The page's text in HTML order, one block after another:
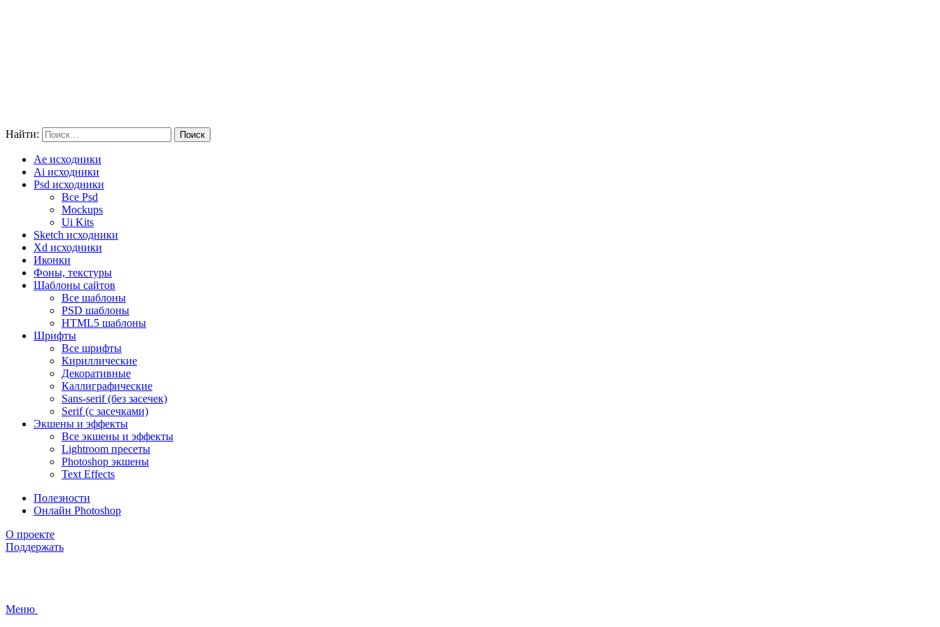
Найти:
Ae исходники
Ai исходники
Psd исходники
Все Psd
Mockups
Ui Kits
Sketch исходники
Xd исходники
Иконки
Фоны, текстуры
Шаблоны сайтов
Все шаблоны
PSD шаблоны
HTML5 шаблоны
Шрифты
Все шрифты
Кириллические
Декоративные
Каллиграфические
Sans-serif (без засечек)
Serif (с засечками)
Экшены и эффекты
Все экшены и эффекты
Lightroom пресеты
Photoshop экшены
Text Effects
Полезности
Онлайн Photoshop
О проекте
Поддержать
Меню